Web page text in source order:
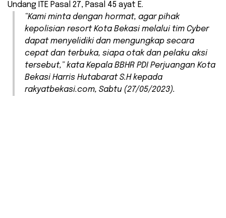
Undang ITE Pasal 27, Pasal 45 ayat E.
“Kami minta dengan hormat, agar pihak
kepolisian resort Kota Bekasi melalui tim Cyber
dapat menyelidiki dan mengungkap secara
cepat dan terbuka, siapa otak dan pelaku aksi
tersebut,” kata Kepala BBHR PDI Perjuangan Kota
Bekasi Harris Hutabarat S.H kepada
rakyatbekasi.com, Sabtu (27/05/2023).